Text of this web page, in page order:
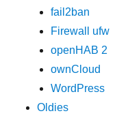
fail2ban
Firewall ufw
openHAB 2
ownCloud
WordPress
Oldies